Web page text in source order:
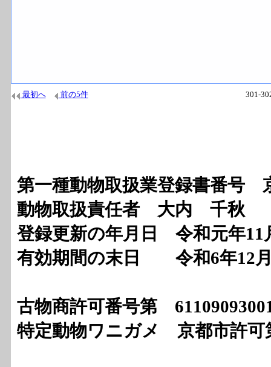
最初へ 前の5件 301-
第一種動物取扱業登録書番号
動物取扱責任者 大内 千秋
登録更新の年月日 令和元年11
有効期間の末日 令和6年12
古物商許可番号第
特定動物ワニガメ 京都市許可